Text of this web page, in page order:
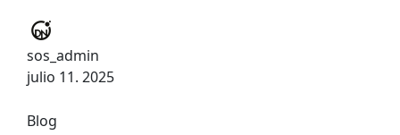
sos_admin
julio 11. 2025
Blog